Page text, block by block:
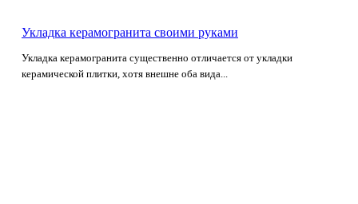
Укладка керамогранита своими руками
Укладка керамогранита существенно отличается от укладки
керамической плитки, хотя внешне оба вида...